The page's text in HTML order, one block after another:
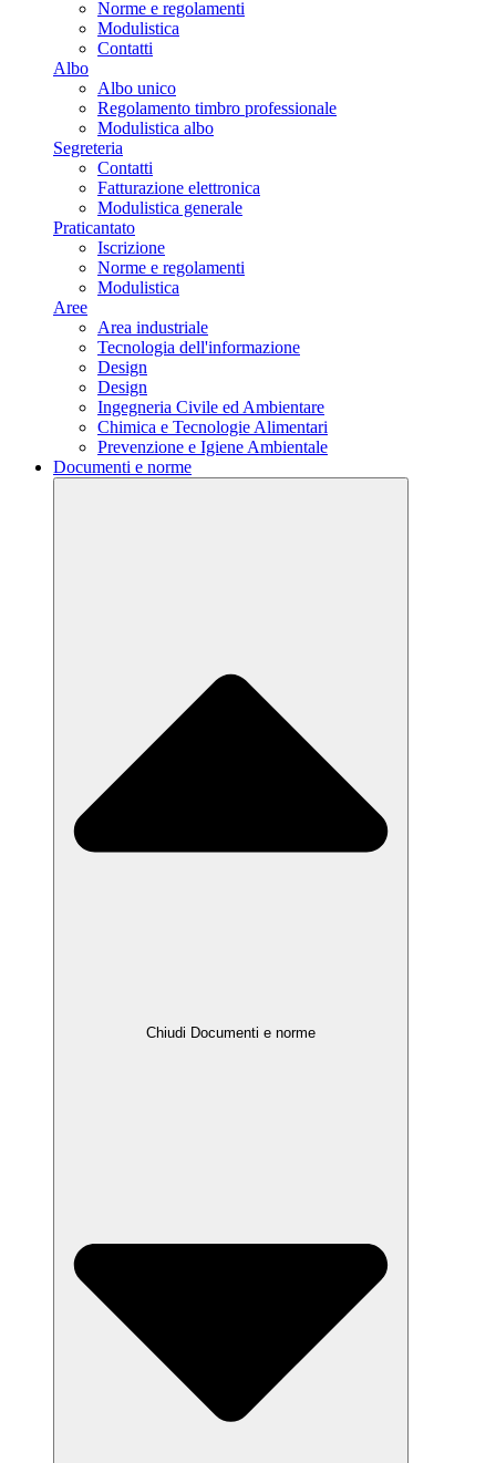
Norme e regolamenti
Modulistica
Contatti
Albo
Albo unico
Regolamento timbro professionale
Modulistica albo
Segreteria
Contatti
Fatturazione elettronica
Modulistica generale
Praticantato
Iscrizione
Norme e regolamenti
Modulistica
Aree
Area industriale
Tecnologia dell'informazione
Design
Design
Ingegneria Civile ed Ambientare
Chimica e Tecnologie Alimentari
Prevenzione e Igiene Ambientale
Documenti e norme
Chiudi Documenti e norme